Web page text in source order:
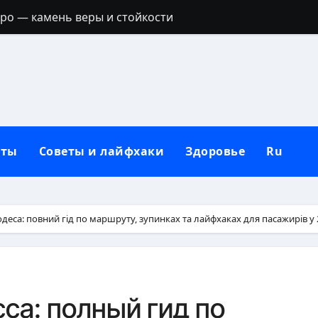
— камень веры и стойкости
филе: точное время и секреты сочности
кольцо: традиции, приметы и современные
секреты выбора и нанесения
для организма
на стол: полное руководство без наказаний
Советы и лайфхаки Здоровье Ru
повний гід по маршруту, зупинках та лайфхаках для пасажирів у
полный гид по